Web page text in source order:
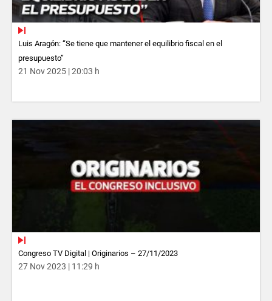
Luis Aragón: “Se tiene que mantener el equilibrio fiscal en el
presupuesto”
21 Nov 2025 | 20:03 h
Congreso TV Digital | Originarios – 27/11/2023
27 Nov 2023 | 11:29 h